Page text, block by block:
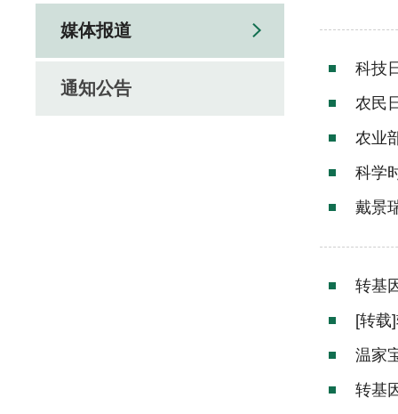
媒体报道
通知公告
科技
农民
农业
科学
戴景
转基
[转载
温家
转基